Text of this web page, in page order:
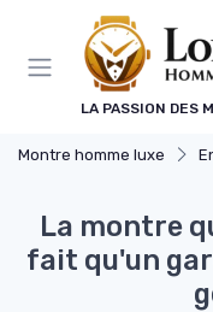
LA PASSION DES
Montre homme luxe
La montre
fait qu'un
Panneau de gestion